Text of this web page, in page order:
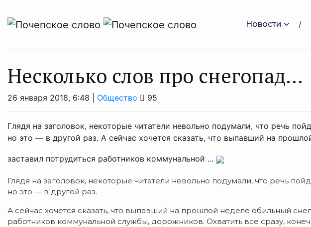
Новости
Несколько слов про снегопад…
26 января 2018, 6:48 | Общество 95
Глядя на заголовок, некоторые читатели невольно подумали, что речь
но это — в другой раз. А сейчас хочется сказать, что выпавший на
заставил потрудиться работников коммунальной ...
Глядя на заголовок, некоторые читатели невольно подумали, что речь
но это — в другой раз.
А сейчас хочется сказать, что выпавший на прошлой неделе обильный
работников коммунальной службы, дорожников. Охватить все сразу,